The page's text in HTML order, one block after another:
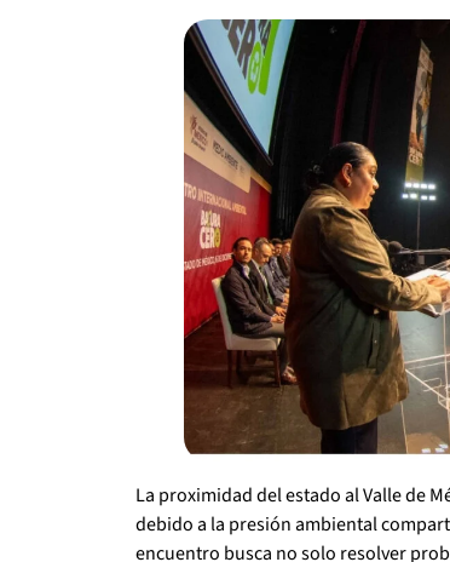
La proximidad del estado al Valle de
debido a la presión ambiental
encuentro busca no solo resolver